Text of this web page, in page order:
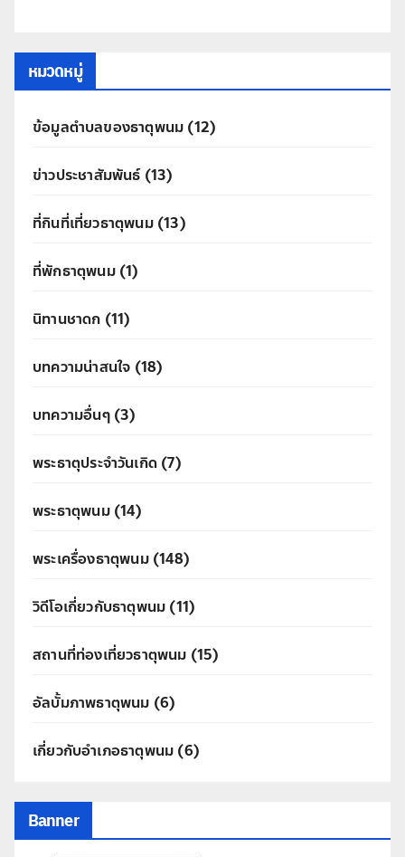
หมวดหมู่
ข้อมูลตำบลของธาตุพนม (12)
ข่าวประชาสัมพันธ์(13)
ที่กินที่เที่ยวธาตุพนม(13)
ที่พักธาตุพนม(1)
นิทานชาดก (11)
บทความน่าสนใจ (18)
บทความอื่นๆ(3)
พระธาตุประจำวันเกิด (7)
พระธาตุพนม(14)
พระเครื่องธาตุพนม(148)
วิดีโอเกี่ยวกับธาตุพนม (11)
สถานที่ท่องเที่ยวธาตุพนม (15)
อัลบั้มภาพธาตุพนม (6)
เกี่ยวกับอำเภอธาตุพนม (6)
Banner